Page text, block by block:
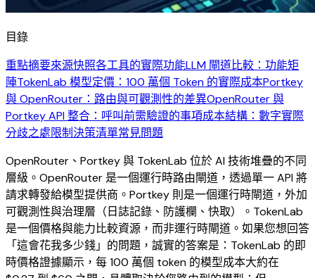
目錄
重點摘要來源快照各工具的實際功能LLM 閘道比較：功能矩
陣TokenLab 模型定價：100 萬個 Token 的實際成本Portkey
與 OpenRouter：路由與可觀測性的差異OpenRouter 與
Portkey API 整合：呼叫前需驗證的事項成本結構：數字實際
分歧之處限制 決策清單常見問題
OpenRouter、Portkey 與 TokenLab 位於 AI 技術堆疊的不同
層級。OpenRouter 是一個運行時路由閘道，透過單一 API 將
請求轉發給模型提供商。Portkey 則是一個運行時閘道，外加
可觀測性與治理層（日誌記錄、防護欄、快取）。TokenLab
是一個價格與能力比較資源，而非運行時閘道。如果您想回答
「這會花我多少錢」的問題，誠實的答案是：TokenLab 的即
時價格證據顯示，每 100 萬個 token 的模型成本大約在